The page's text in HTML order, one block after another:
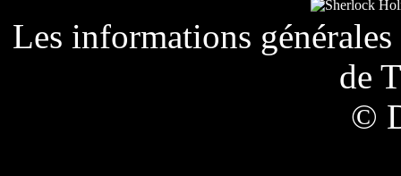
Les informations générales
de
©